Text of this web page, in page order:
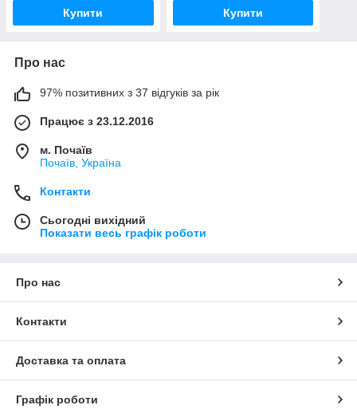
Купити Купити
Про нас
97% позитивних з 37 відгуків за рік
Працює з 23.12.2016
м. Почаїв
Почаїв, Україна
Контакти
Сьогодні вихідний
Показати весь графік роботи
Про нас
Контакти
Доставка та оплата
Графік роботи